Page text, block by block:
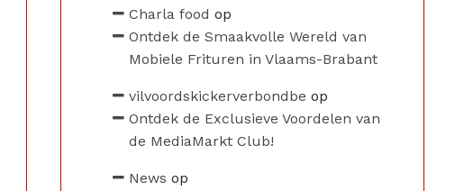
Charla food op
Ontdek de Smaakvolle Wereld van
Mobiele Frituren in Vlaams-Brabant
vilvoordskickerverbondbe op
Ontdek de Exclusieve Voordelen van
de MediaMarkt Club!
News op